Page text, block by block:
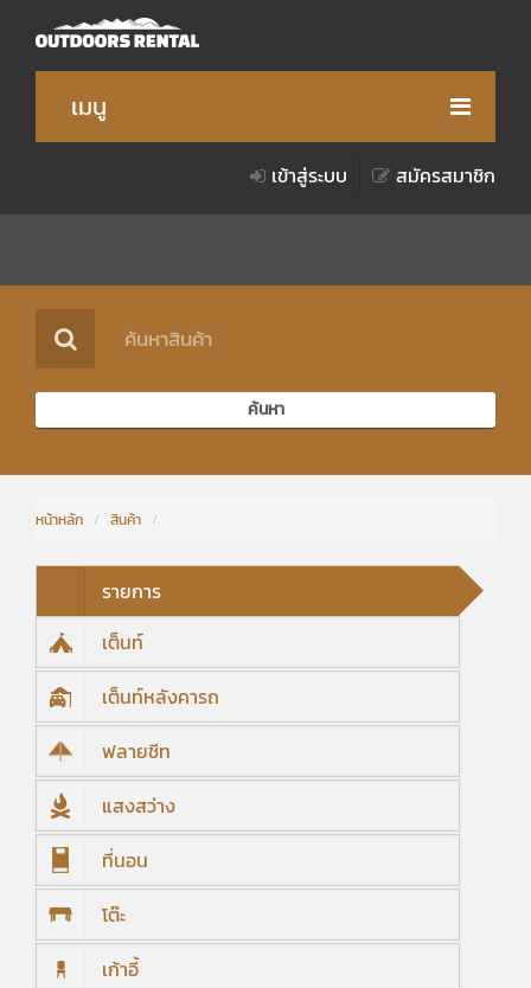
เมนู
เงื่อนไขการให้บริการ
เกี่ยวกับเรา
เข้าสู่ระบบ สมัครสมาชิก
ค้นหา
หน้าหลัก / สินค้า /
รายการ
เต็นท์
เต็นท์หลังคารถ
ฟลายชีท
แสงสว่าง
ที่นอน
โต๊ะ
เก้าอี้